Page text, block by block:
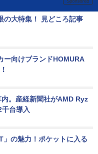
の大特集！ 見どころ記事
ー向けブランドHOMURA
。産経新聞社がAMD Ryz
台導入
」の魅力！ポケットに入る